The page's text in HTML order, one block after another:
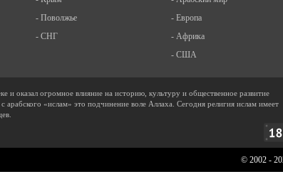
- Поволжье
- СНГ
- Европа
- Африка
- США
и оказал огромное влияние на историю, культуру и общественное развитие
арабского «ислам» это подчинение воле Аллаха. Сегодня религия ислам имеет
© 2002 -